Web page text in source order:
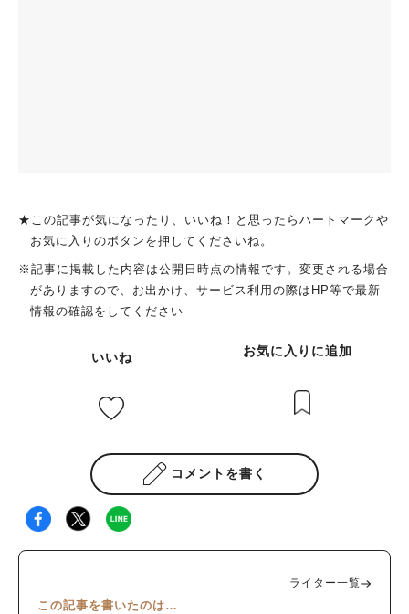
★この記事が気になったり、いいね！と思ったらハートマークや
お気に入りのボタンを押してくださいね。
※記事に掲載した内容は公開日時点の情報です。変更される場合
がありますので、お出かけ、サービス利用の際はHP等で最新
情報の確認をしてください
いいね お気に入りに追加
コメントを書く
ライター一覧
この記事を書いたのは…